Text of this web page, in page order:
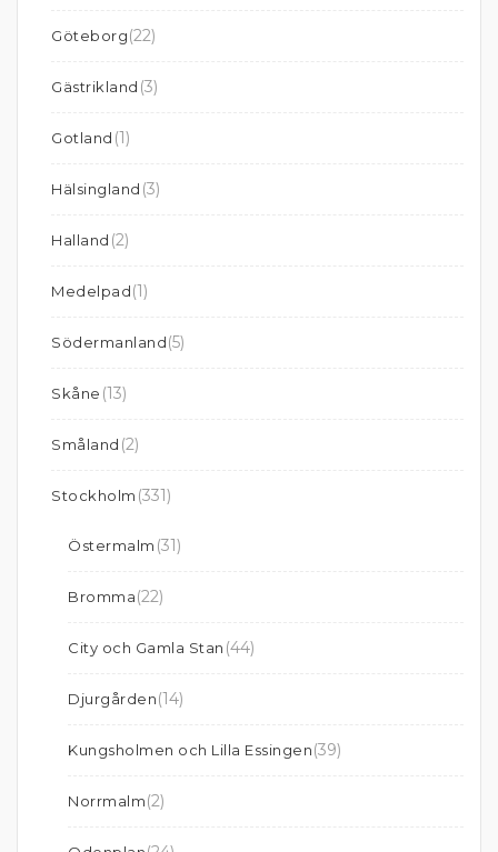
Göteborg(22)
Gästrikland (3)
Gotland (1)
Hälsingland (3)
Halland (2)
Medelpad(1)
Södermanland(5)
Skåne (13)
Småland (2)
Stockholm (331)
Östermalm (31)
Bromma(22)
City och Gamla Stan (44)
Djurgården(14)
Kungsholmen och Lilla Essingen(39)
Norrmalm(2)